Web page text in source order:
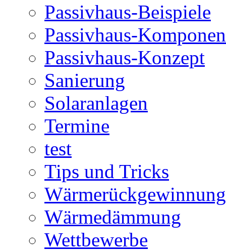
Passivhaus-Beispiele
Passivhaus-
Passivhaus-Konzept
Sanierung
Solaranlagen
Termine
test
Tips und Tricks
Wärmerückgewinnung
Wärmedämmung
Wettbewerbe